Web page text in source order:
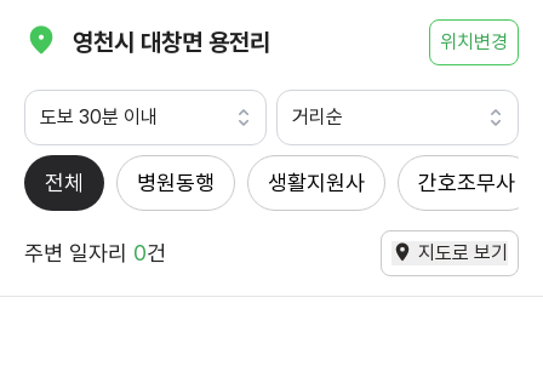
영천시 대창면 용전리 위치변경
도보 30분 이내 거리순
전체 병원동행 생활지원사 간호조무사
주변 일자리 0건 지도로 보기